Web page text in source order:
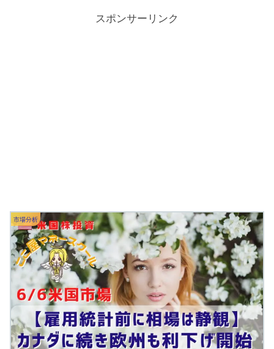
スポンサーリンク
市場分析